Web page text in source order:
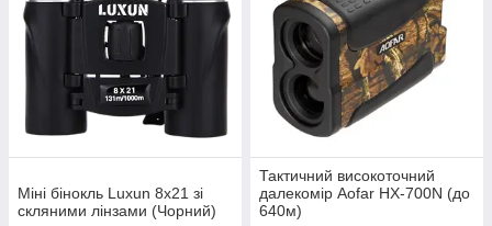
Міні бінокль Luxun 8x21 зі
скляними лінзами (Чорний)
Тактичний високоточний
далекомір Aofar HX-700N (до
640м)